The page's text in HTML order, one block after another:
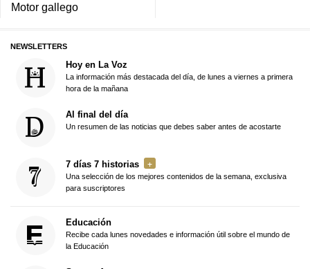
Motor gallego
NEWSLETTERS
Hoy en La Voz
La información más destacada del día, de lunes a viernes a primera
hora de la mañana
Al final del día
Un resumen de las noticias que debes saber antes de acostarte
7 días 7 historias
Una selección de los mejores contenidos de la semana, exclusiva
para suscriptores
Educación
Recibe cada lunes novedades e información útil sobre el mundo de
la Educación